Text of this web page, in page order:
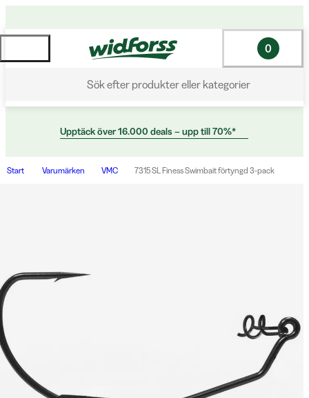
Sök efter produkter eller kategorier
0
Upptäck över 16.000 deals – upp till 70%*
Start Varumärken VMC 7315 SL Finess Swimbait förtyngd 3-pack